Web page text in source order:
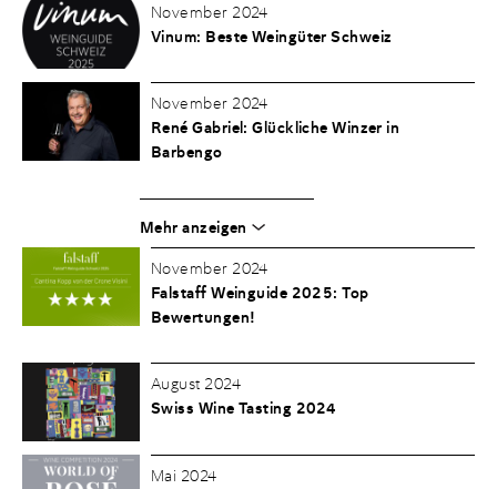
November 2024
Vinum: Beste Weingüter Schweiz
November 2024
René Gabriel: Glückliche Winzer in
Barbengo
Mehr anzeigen
November 2024
Falstaff Weinguide 2025: Top
Bewertungen!
August 2024
Swiss Wine Tasting 2024
Mai 2024